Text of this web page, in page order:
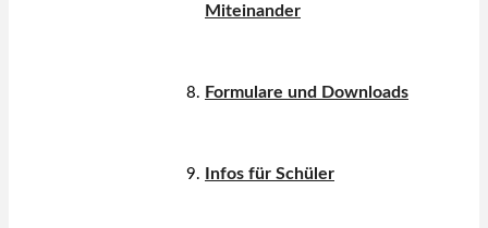
Miteinander
Formulare und Downloads
Infos für Schüler